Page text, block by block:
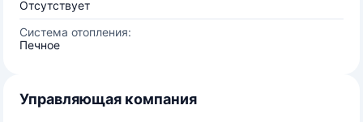
Отсутствует
Система отопления:
Печное
Управляющая компания